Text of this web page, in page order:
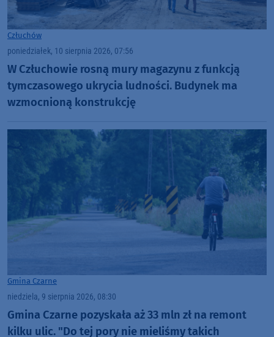
Człuchów
poniedziałek, 10 sierpnia 2026, 07:56
W Człuchowie rosną mury magazynu z funkcją
tymczasowego ukrycia ludności. Budynek ma
wzmocnioną konstrukcję
Gmina Czarne
niedziela, 9 sierpnia 2026, 08:30
Gmina Czarne pozyskała aż 33 mln zł na remont
kilku ulic. "Do tej pory nie mieliśmy takich